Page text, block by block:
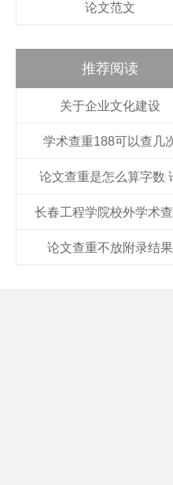
论文范文
推荐阅读
关于企业文化建设
学术查重188可以查几
论文查重是怎么算字数
长春工程学院校外学术
论文查重不放附录结果